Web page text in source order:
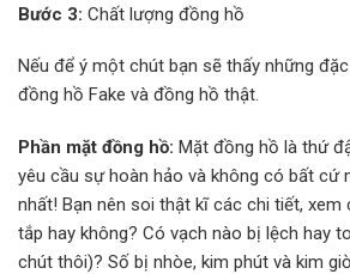
Bước 3: Chất lượng đồng hồ
Nếu để ý một chút bạn sẽ thấy những
đồng hồ Fake và đồng hồ thật.
Phần mặt đồng hồ: Mặt đồng hồ là thứ
yêu cầu sự hoàn hảo và không có bất cứ
nhất! Bạn nên soi thật kĩ các chi tiết,
tắp hay không? Có vạch nào bị lệch hay
chút thôi)? Số bị nhòe, kim phút và kim